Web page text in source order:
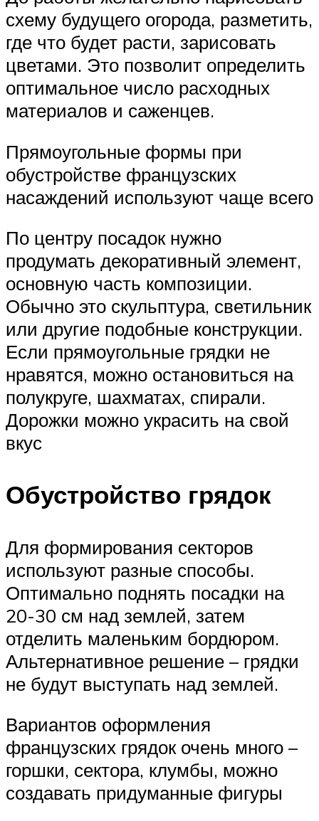
схему будущего огорода, разметить,
где что будет расти, зарисовать
цветами. Это позволит определить
оптимальное число расходных
материалов и саженцев.
Прямоугольные формы при
обустройстве французских
насаждений используют чаще всего
По центру посадок нужно
продумать декоративный элемент,
основную часть композиции.
Обычно это скульптура, светильник
или другие подобные конструкции.
Если прямоугольные грядки не
нравятся, можно остановиться на
полукруге, шахматах, спирали.
Дорожки можно украсить на свой
вкус
Обустройство грядок
Для формирования секторов
используют разные способы.
Оптимально поднять посадки на
20-30 см над землей, затем
отделить маленьким бордюром.
Альтернативное решение – грядки
не будут выступать над землей.
Вариантов оформления
французских грядок очень много –
горшки, сектора, клумбы, можно
создавать придуманные фигуры